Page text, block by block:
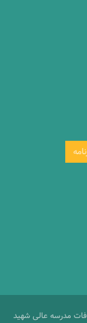
مدرسه عالی شهید